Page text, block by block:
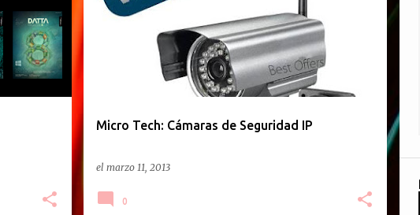
Micro Tech: Cámaras de Seguridad IP
el marzo 11, 2013
0